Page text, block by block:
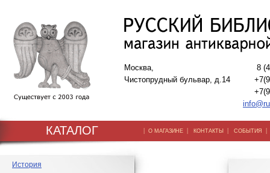
Москва,
Чистопрудный бульвар, д.14
8
КАТАЛОГ | О МАГАЗИНЕ | КОНТАКТЫ | СОБЫТИЯ
История